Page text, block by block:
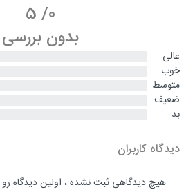
0
/
5
بدون بررسی
عالی
خوب
متوسط
ضعیف
بد
دیدگاه کاربران
هیچ دیدگاهی ثبت نشده ، اولین دیدگاه